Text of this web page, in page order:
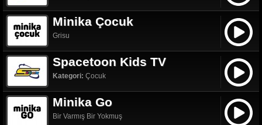
Minika Çocuk
Grisu
Spacetoon Kids TV
Kategori: Çocuk
Minika Go
Bir Varmış Bir Yokmuş